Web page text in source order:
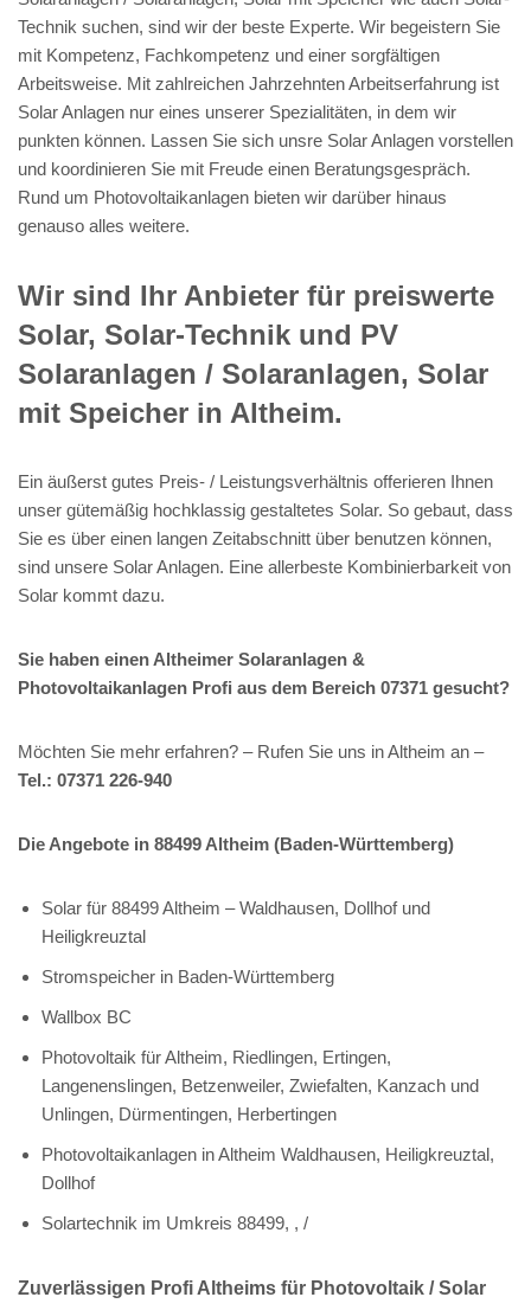
Technik suchen, sind wir der beste Experte. Wir begeistern Sie
mit Kompetenz, Fachkompetenz und einer sorgfältigen
Arbeitsweise. Mit zahlreichen Jahrzehnten Arbeitserfahrung ist
Solar Anlagen nur eines unserer Spezialitäten, in dem wir
punkten können. Lassen Sie sich unsre Solar Anlagen vorstellen
und koordinieren Sie mit Freude einen Beratungsgespräch.
Rund um Photovoltaikanlagen bieten wir darüber hinaus
genauso alles weitere.
Wir sind Ihr Anbieter für preiswerte
Solar, Solar-Technik und PV
Solaranlagen / Solaranlagen, Solar
mit Speicher in Altheim.
Ein äußerst gutes Preis- / Leistungsverhältnis offerieren Ihnen
unser gütemäßig hochklassig gestaltetes Solar. So gebaut, dass
Sie es über einen langen Zeitabschnitt über benutzen können,
sind unsere Solar Anlagen. Eine allerbeste Kombinierbarkeit von
Solar kommt dazu.
Sie haben einen Altheimer Solaranlagen &
Photovoltaikanlagen Profi aus dem Bereich 07371 gesucht?
Möchten Sie mehr erfahren? – Rufen Sie uns in Altheim an –
Tel.: 07371 226-940
Die Angebote in 88499 Altheim (Baden-Württemberg)
Solar für 88499 Altheim – Waldhausen, Dollhof und
Heiligkreuztal
Stromspeicher in Baden-Württemberg
Wallbox BC
Photovoltaik für Altheim, Riedlingen, Ertingen,
Langenenslingen, Betzenweiler, Zwiefalten, Kanzach und
Unlingen, Dürmentingen, Herbertingen
Photovoltaikanlagen in Altheim Waldhausen, Heiligkreuztal,
Dollhof
Solartechnik im Umkreis 88499, , /
Zuverlässigen Profi Altheims für Photovoltaik / Solar